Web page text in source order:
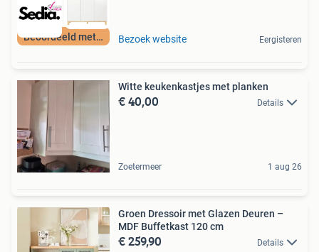
Beoordeeld met 9+ Bezoek website Eergisteren
Witte keukenkastjes met planken
€ 40,00 Details
Zoetermeer 1 aug 26
Groen Dressoir met Glazen Deuren –
MDF Buffetkast 120 cm
€ 259,90 Details